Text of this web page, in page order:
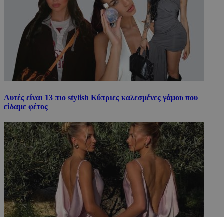
Αυτές είναι 13 πιο stylish Κύπριες καλεσμένες γάμου που
είδαμε φέτος